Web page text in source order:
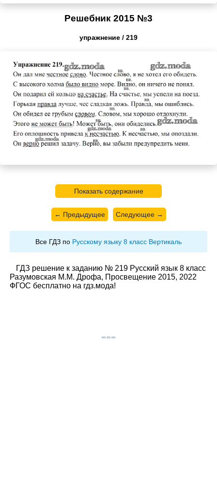
Решебник 2015 №3
упражнение / 219
Показать содержание
← Предыдущее Следующее →
Все ГДЗ по Русскому языку 8 класс Вертикаль
ГДЗ решение к заданию № 219 Русский язык 8 класс
Разумовская М.М. Дрофа, Просвещение 2015, 2022
ФГОС бесплатно на гдз.мода!